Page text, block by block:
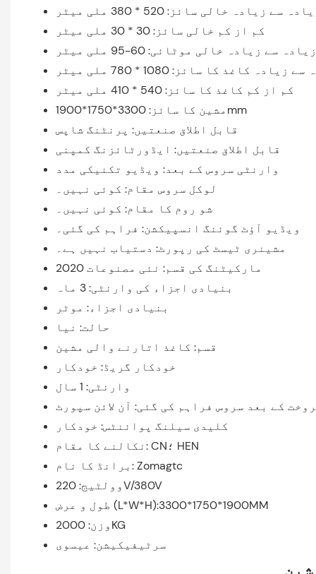
سے زیادہ خالی سائز: 520 * 380 ملی میٹر
کم از کم خالی سائز: 30 * 30 ملی میٹر
زیادہ سے زیادہ خالی موٹائی: 60-95 ملی میٹر
زیادہ کاغذ کا سائز: 1080 * 780 ملی میٹر
کم از کم کاغذ کا سائز: 540 * 410 ملی میٹر
مشین کا سائز: 3300*1750*1900mm
قابل اطلاق صنعتیں: پرنٹنگ شاپس
قابل اطلاق صنعتیں: ایڈورٹائزنگ کمپنی
وارنٹی سروس کے بعد: ویڈیو تکنیکی مدد
لوکل سروس مقام: کوئی نہیں۔
شو روم کا مقام: کوئی نہیں۔
ویڈیو آؤٹ گوئنگ انسپیکشن: فراہم کی گئی۔
مشینری ٹیسٹ کی رپورٹ: دستیاب نہیں ہے۔
مارکیٹنگ کی قسم: نئی مصنوعات 2020
بنیادی اجزاء کی وارنٹی: 3 ماہ
بنیادی اجزاء: موٹر
حالت: نیا
قسم: کاغذ اتارنے والی مشین
خودکار گریڈ: خودکار
وارنٹی: 1 سال
کے بعد سروس فراہم کی گئی: آن لائن سپورٹ
کلیدی سیلنگ پوائنٹس: خودکار
نکالنے کا مقام: CN؛ HEN
برانڈ کا نام: Zomagtc
وولٹیج: 220V/380V
طول و عرض (L*W*H):3300*1750*1900MM
وزن: 2000KG
سرٹیفیکیشن: عیسوی